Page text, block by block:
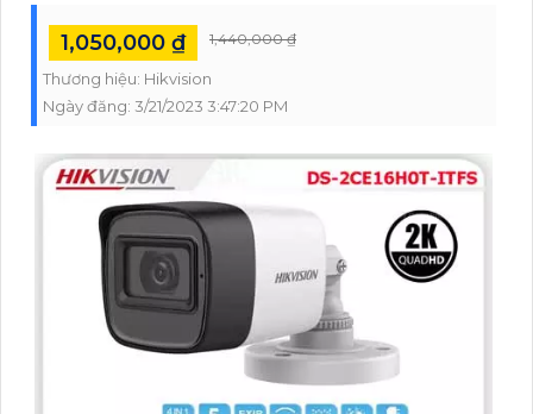
1,050,000 ₫ 1,440,000 ₫
Thương hiệu: Hikvision
Ngày đăng: 3/21/2023 3:47:20 PM